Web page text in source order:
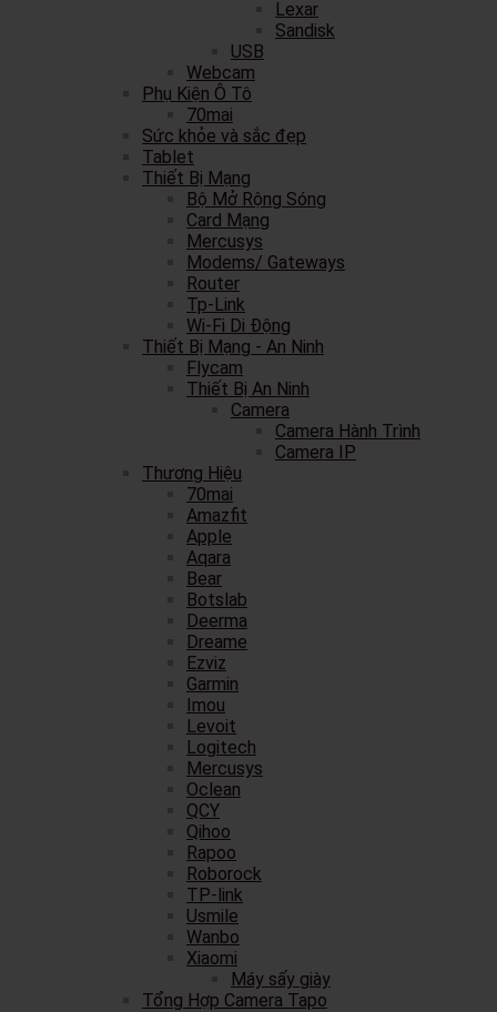
Lexar
Sandisk
USB
Webcam
Phụ Kiện Ô Tô
70mai
Sức khỏe và sắc đẹp
Tablet
Thiết Bị Mạng
Bộ Mở Rộng Sóng
Card Mạng
Mercusys
Modems/ Gateways
Router
Tp-Link
Wi-Fi Di Động
Thiết Bị Mạng - An Ninh
Flycam
Thiết Bị An Ninh
Camera
Camera Hành Trình
Camera IP
Thương Hiệu
70mai
Amazfit
Apple
Aqara
Bear
Botslab
Deerma
Dreame
Ezviz
Garmin
Imou
Levoit
Logitech
Mercusys
Oclean
QCY
Qihoo
Rapoo
Roborock
TP-link
Usmile
Wanbo
Xiaomi
Máy sấy giày
Tổng Hợp Camera Tapo